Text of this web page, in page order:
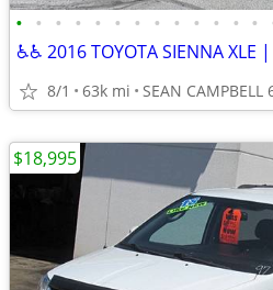
• • • • • • • • • • • • •
8/1 63k mi SEAN
$18,995